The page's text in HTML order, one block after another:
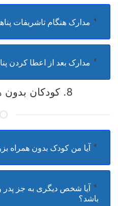
مدارک هنگام تاشریفات
مدارک بعد از اعطا کردن
8. کودکان بدون همراه بزرگسال
آیا من کودک بدون همراه
آیا شخص دیگری به جز پدر
باشد؟